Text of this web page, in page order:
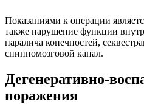
Показаниями к операции
также нарушение функции
паралича конечностей,
спинномозговой канал.
Дегенеративно-
поражения